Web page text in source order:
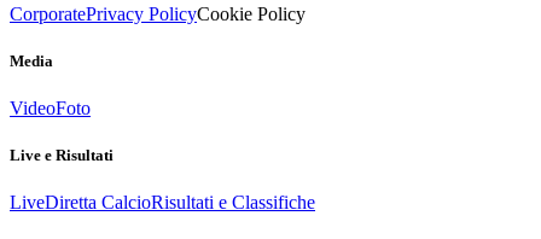
CorporatePrivacy PolicyCookie Policy
Media
VideoFoto
Live e Risultati
LiveDiretta CalcioRisultati e Classifiche